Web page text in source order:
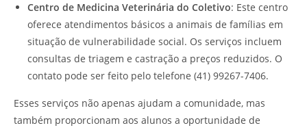
Centro de Medicina Veterinária do Coletivo: Este centro
oferece atendimentos básicos a animais de famílias em
situação de vulnerabilidade social. Os serviços incluem
consultas de triagem e castração a preços reduzidos. O
contato pode ser feito pelo telefone (41) 99267-7406.
Esses serviços não apenas ajudam a comunidade, mas
também proporcionam aos alunos a oportunidade de